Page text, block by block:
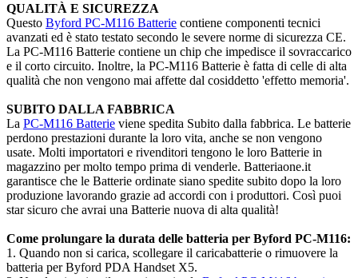
QUALITÀ E SICUREZZA
Questo Byford PC-M116 Batterie contiene componenti tecnici
avanzati ed è stato testato secondo le severe norme di sicurezza CE.
La PC-M116 Batterie contiene un chip che impedisce il sovraccarico
e il corto circuito. Inoltre, la PC-M116 Batterie è fatta di celle di alta
qualità che non vengono mai affette dal cosiddetto 'effetto memoria'.
SUBITO DALLA FABBRICA
La PC-M116 Batterie viene spedita Subito dalla fabbrica. Le batterie
perdono prestazioni durante la loro vita, anche se non vengono
usate. Molti importatori e rivenditori tengono le loro Batterie in
magazzino per molto tempo prima di venderle. Batteriaone.it
garantisce che le Batterie ordinate siano spedite subito dopo la loro
produzione lavorando grazie ad accordi con i produttori. Così puoi
star sicuro che avrai una Batterie nuova di alta qualità!
Come prolungare la durata delle batteria per Byford PC-M116:
1. Quando non si carica, scollegare il caricabatterie o rimuovere la
batteria per Byford PDA Handset X5.